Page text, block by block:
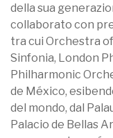
della sua
collaborato con
tra cui Orchestra
Sinfonia, London
Philharmonic
de México,
del mondo, dal
Palacio de Bellas